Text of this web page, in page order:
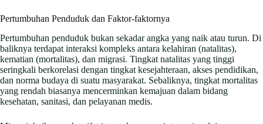
Pertumbuhan Penduduk dan Faktor-faktornya
Pertumbuhan penduduk bukan sekadar angka yang naik atau turun. Di
baliknya terdapat interaksi kompleks antara kelahiran (natalitas),
kematian (mortalitas), dan migrasi. Tingkat natalitas yang tinggi
seringkali berkorelasi dengan tingkat kesejahteraan, akses pendidikan,
dan norma budaya di suatu masyarakat. Sebaliknya, tingkat mortalitas
yang rendah biasanya mencerminkan kemajuan dalam bidang
kesehatan, sanitasi, dan pelayanan medis.